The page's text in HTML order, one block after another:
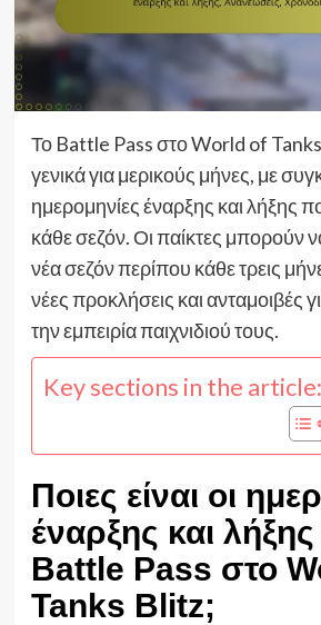
Το Battle Pass στο World of Tanks
γενικά για μερικούς μήνες, με
ημερομηνίες έναρξης και λήξης
κάθε σεζόν. Οι παίκτες μπορούν
νέα σεζόν περίπου κάθε τρεις
νέες προκλήσεις και ανταμοιβές
την εμπειρία παιχνιδιού τους.
Key sections in the article:
Ποιες είναι οι
έναρξης και
Battle Pass στο
Tanks Blitz;